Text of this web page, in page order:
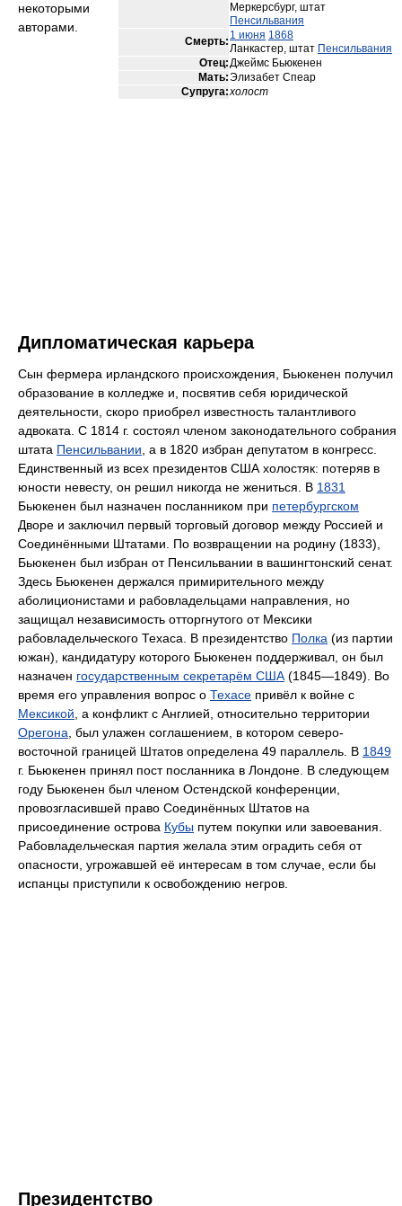
Меркерсбург, штат
Пенсильвания
Смерть: 1 июня 1868
Ланкастер, штат Пенсильвания
Отец:Джеймс Бьюкенен
Мать:Элизабет Спеар
Супруга:холост
некоторыми
авторами.
Дипломатическая карьера
Сын фермера ирландского происхождения, Бьюкенен получил
образование в колледже и, посвятив себя юридической
деятельности, скоро приобрел известность талантливого
адвоката. С 1814 г. состоял членом законодательного собрания
штата Пенсильвании , а в 1820 избран депутатом в конгресс.
Единственный из всех президентов США холостяк: потеряв в
юности невесту, он решил никогда не жениться. В 1831
Бьюкенен был назначен посланником при петербургском
Дворе и заключил первый торговый договор между Россией и
Соединёнными Штатами. По возвращении на родину (1833),
Бьюкенен был избран от Пенсильвании в вашингтонский сенат.
Здесь Бьюкенен держался примирительного между
аболиционистами и рабовладельцами направления, но
защищал независимость отторгнутого от Мексики
рабовладельческого Техаса. В президентство Полка (из партии
южан), кандидатуру которого Бьюкенен поддерживал, он был
назначен государственным секретарём США (1845—1849). Во
время его управления вопрос о Техасе привёл к войне с
Мексикой , а конфликт с Англией, относительно территории
Орегона , был улажен соглашением, в котором северо-
восточной границей Штатов определена 49 параллель. В 1849
г. Бьюкенен принял пост посланника в Лондоне. В следующем
году Бьюкенен был членом Остендской конференции,
провозгласившей право Соединённых Штатов на
присоединение острова Кубы путем покупки или завоевания.
Рабовладельческая партия желала этим оградить себя от
опасности, угрожавшей её интересам в том случае, если бы
испанцы приступили к освобождению негров.
Президентство